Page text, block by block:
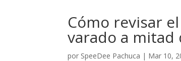
Cómo revisar
varado a mitad
por SpeeDee Pachuca | Mar 10,